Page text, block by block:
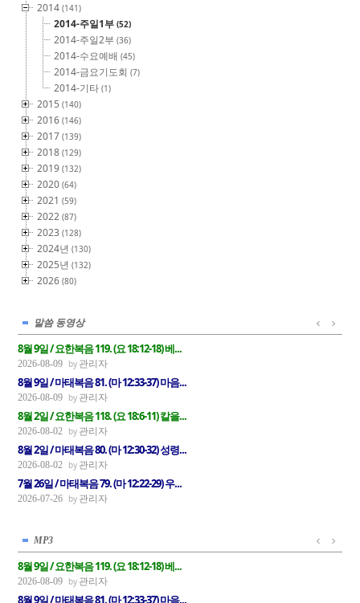
2014(141)
2014-주일1부(52)
2014-주일2부(36)
2014-수요예배(45)
2014-금요기도회(7)
2014-기타(1)
2015(140)
2016(146)
2017(139)
2018(129)
2019(132)
2020(64)
2021(59)
2022(87)
2023(128)
2024년(130)
2025년(132)
2026(80)
말씀 동영상
8월 9일 / 요한복음 119. (요 18:12-18) 베...
2026-08-09 관리자
8월 9일 / 마태복음 81. (마 12:33-37) 마음...
2026-08-09 관리자
8월 2일 / 요한복음 118. (요 18:6-11) 칼을...
2026-08-02 관리자
8월 2일 / 마태복음 80. (마 12:30-32) 성령...
2026-08-02 관리자
7월 26일 / 마태복음 79. (마 12:22-29) 우...
2026-07-26 관리자
MP3
8월 9일 / 요한복음 119. (요 18:12-18) 베...
2026-08-09 관리자
8월 9일 / 마태복음 81. (마 12:33-37) 마음...